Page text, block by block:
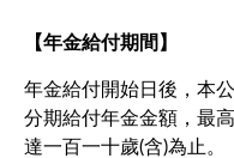
【年金給付期間】
年金給付開始日後，本
分期給付年金金額，最
達一百一十歲(含)為止。